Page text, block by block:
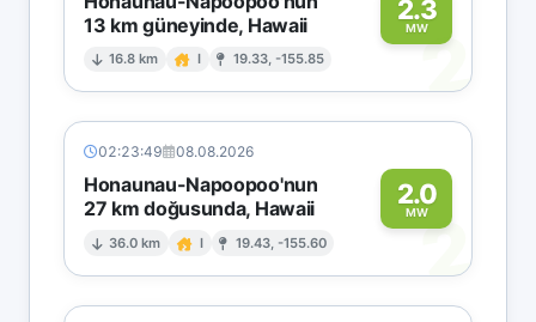
13 km güneyinde, Hawaii
16.8 km I 19.33, -155.85
2.3
MW2
02:23:49 08.08.2026
Honaunau-Napoopoo'nun
27 km doğusunda, Hawaii
36.0 km I 19.43, -155.60
2.0
MW2